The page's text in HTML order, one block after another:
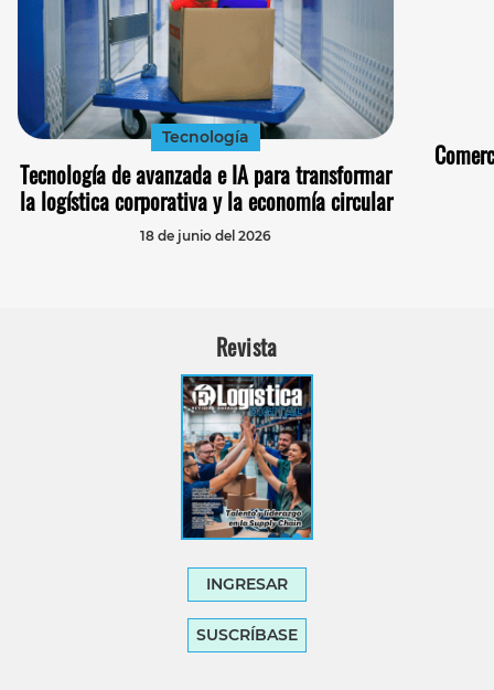
Tecnología
Tecnología de avanzada e IA para transformar
la logística corporativa y la economía circular
18 de junio del 2026
Revista
INGRESAR
SUSCRÍBASE